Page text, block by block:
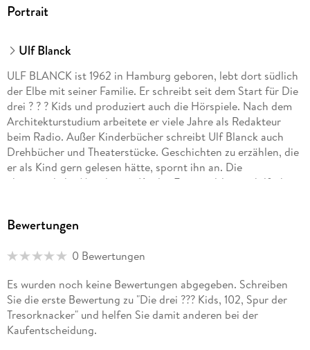
Portrait
Ulf Blanck
ULF BLANCK ist 1962 in Hamburg geboren, lebt dort südlich
der Elbe mit seiner Familie. Er schreibt seit dem Start für Die
drei ? ? ? Kids und produziert auch die Hörspiele. Nach dem
Architekturstudium arbeitete er viele Jahre als Redakteur
beim Radio. Außer Kinderbücher schreibt Ulf Blanck auch
Drehbücher und Theaterstücke. Geschichten zu erzählen, die
er als Kind gern gelesen hätte, spornt ihn an. Die
ehrenamtliche Mitarbeit in Kinder-Ferienzeltlagern hilft ihm
Straße aufsammelt und die zu nichts zu gebrauchen sind
Bewertungen
0 Bewertungen
Es wurden noch keine Bewertungen abgegeben. Schreiben
Sie die erste Bewertung zu "Die drei ??? Kids, 102, Spur der
Tresorknacker" und helfen Sie damit anderen bei der
Kaufentscheidung.